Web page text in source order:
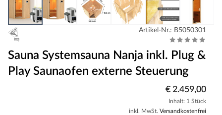
Artikel-Nr.: B5050301
Sauna Systemsauna Nanja inkl. Plug &
Play Saunaofen externe Steuerung
€ 2.459,00
Inhalt: 1 Stück
inkl. MwSt. Versandkostenfrei